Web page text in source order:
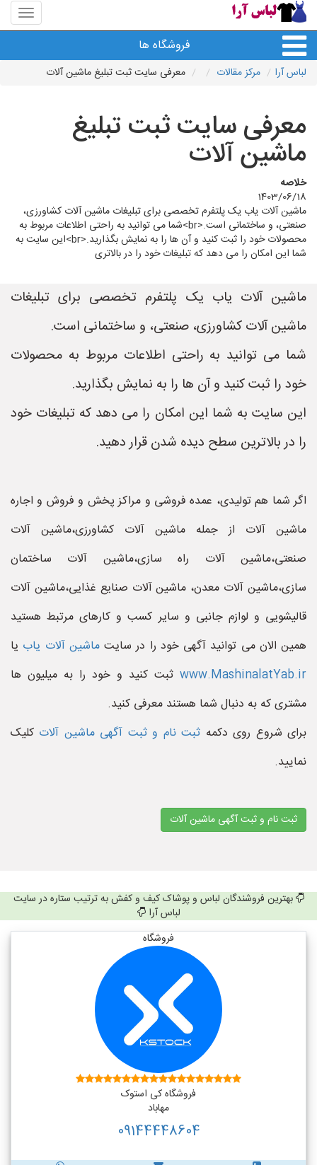
منوی
سایت
آرا
فروشگاه ها
لباس آرا مرکز مقالات معرفی سایت ثبت تبلیغ ماشین آلات
معرفی سایت ثبت تبلیغ
ماشین آلات
خلاصه
1403/06/18
ماشین آلات یاب یک پلتفرم تخصصی برای تبلیغات ماشین آلات کشاورزی،
صنعتی، و ساختمانی است.<br>شما می توانید به راحتی اطلاعات مربوط به
محصولات خود را ثبت کنید و آن ها را به نمایش بگذارید.<br>این سایت به
شما این امکان را می دهد که تبلیغات خود را در بالاتری
ماشین آلات یاب یک پلتفرم تخصصی برای تبلیغات
ماشین آلات کشاورزی، صنعتی، و ساختمانی است.
شما می توانید به راحتی اطلاعات مربوط به محصولات
خود را ثبت کنید و آن ها را به نمایش بگذارید.
این سایت به شما این امکان را می دهد که تبلیغات خود
را در بالاترین سطح دیده شدن قرار دهید.
اگر شما هم تولیدی، عمده فروشی و مراکز پخش و فروش و اجاره
ماشین آلات از جمله ماشین آلات کشاورزی،ماشین آلات
صنعتی،ماشین آلات راه سازی،ماشین آلات ساختمان
سازی،ماشین آلات معدن، ماشین آلات صنایع غذایی،ماشین آلات
قالیشویی و لوازم جانبی و سایر کسب و کارهای مرتبط هستید
همین الان می توانید آگهی خود را در سایتماشین آلات یاب یا
www.MashinalatYab.ir ثبت کنید و خود را به میلیون ها
مشتری که به دنبال شما هستند معرفی کنید.
برای شروع روی دکمه ثبت نام و ثبت آگهی ماشین آلات کلیک
نمایید.
ثبت نام و ثبت آگهی ماشین آلات
بهترین فروشندگان لباس و پوشاک کیف و کفش به ترتیب ستاره در سایت
لباس آرا
فروشگاه
فروشگاه کی استوک
مهاباد
09144448604